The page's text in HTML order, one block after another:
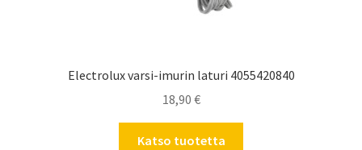
Electrolux varsi-imurin laturi 4055420840
18,90 €
Katso tuotetta